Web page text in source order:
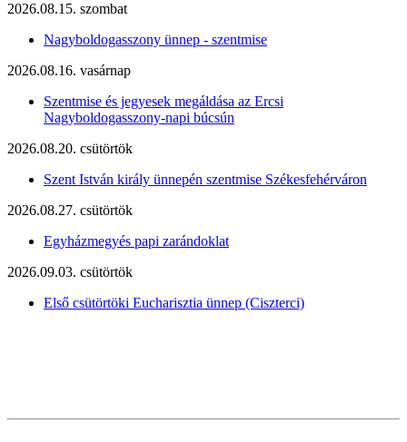
2026.08.15. szombat
Nagyboldogasszony ünnep - szentmise
2026.08.16. vasárnap
Szentmise és jegyesek megáldása az Ercsi
Nagyboldogasszony-napi búcsún
2026.08.20. csütörtök
Szent István király ünnepén szentmise Székesfehérváron
2026.08.27. csütörtök
Egyházmegyés papi zarándoklat
2026.09.03. csütörtök
Első csütörtöki Eucharisztia ünnep (Ciszterci)